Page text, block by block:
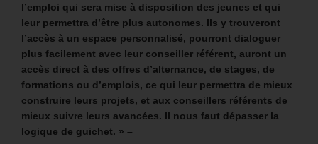
l’emploi qui sera mise à disposition des jeunes et qui
leur permettra d’être plus autonomes. Ils y trouveront
l’accès à un espace personnalisé, pourront dialoguer
plus facilement avec leur conseiller référent, auront un
accès direct à des offres d’alternance, de stages, de
formations ou d’emplois, ce qui leur permettra de mieux
construire leurs projets, et aux conseillers référents de
mieux suivre leurs avancées. Il nous faut dépasser la
logique de guichet. » –